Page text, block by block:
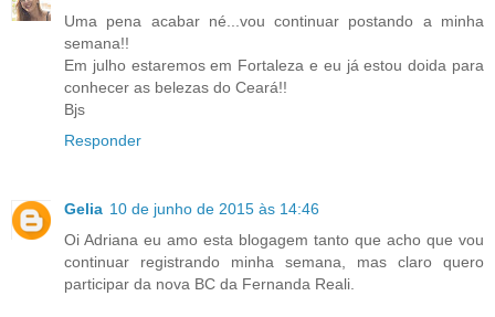
Uma pena acabar né...vou continuar postando a minha
semana!!
Em julho estaremos em Fortaleza e eu já estou doida para
conhecer as belezas do Ceará!!
Bjs
Responder
Gelia 10 de junho de 2015 às 14:46
Oi Adriana eu amo esta blogagem tanto que acho que vou
continuar registrando minha semana, mas claro quero
participar da nova BC da Fernanda Reali.